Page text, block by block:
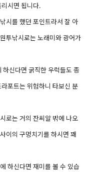
시면 됩니다.
시를 했던 포인트라서 잘 아
투낚시로는 노래미와 광어가
신다면 굵직한 우럭들도 종
포트는 위험하니 타보신 분
로는 거의 잔씨알 밖에 나오
이의 구멍치기를 하시면 꽤
하신다면 재미를 볼 수 있습